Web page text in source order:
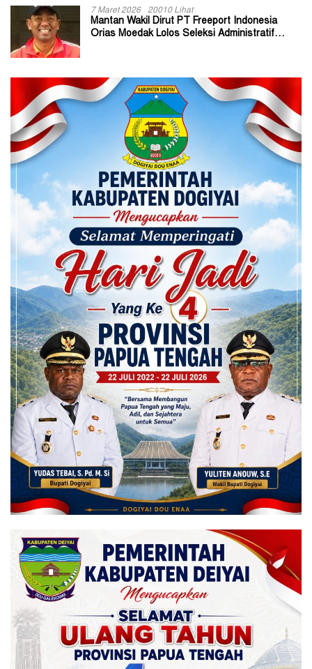
7 Maret 2026 20010 Lihat
Mantan Wakil Dirut PT Freeport Indonesia
Orias Moedak Lolos Seleksi Administratif